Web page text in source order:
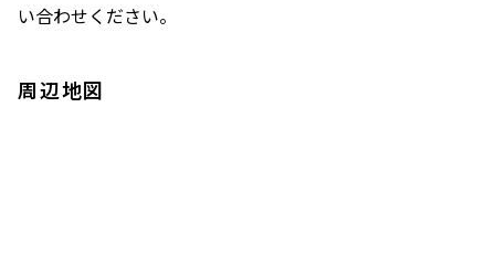
い合わせください。
周辺地図